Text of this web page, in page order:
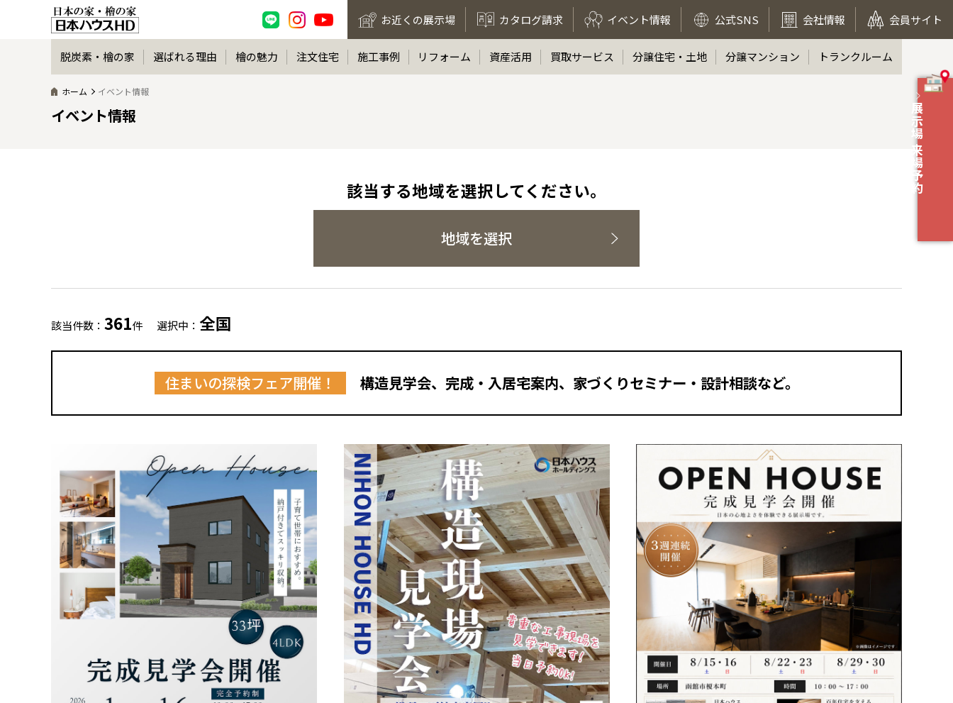
お近くの展示場 カタログ請求 イベント情報 公式SNS 会社情報 会員サイト
展示場 来場予約
脱炭素・檜の家 選ばれる理由 檜の魅力 注文住宅 施工事例 リフォーム 資産活用 買取サービス 分譲住宅・土地 分譲マンション トランクルーム
ホーム イベント情報
イベント情報
該当する地域を選択してください。
地域を選択
該当件数： 361件 選択中： 全国
住まいの探検フェア開催！ 構造見学会、完成・入居宅案内、家づくりセミナー・設計相談など。
全国の展示場
北海道
札幌
道央
道北
東北
青森
秋田
甲信越・北陸
新潟
関東
お近くのイベント
北海道
札幌
札幌
小樽
道央
苫小牧千歳
小樽
道北
旭川
東北
青森県
八戸
青森
秋田県
秋田
甲信越・北陸
新潟県
新潟
長岡
関東